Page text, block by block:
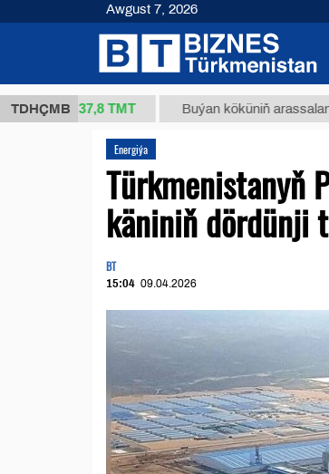
TDHÇMB
37,8 ТМТ Buýan köküniň
Energiýa
Türkmenistanyň
käniniň dördünji
BT
15:04 09.04.2026
Awgust 7, 2026